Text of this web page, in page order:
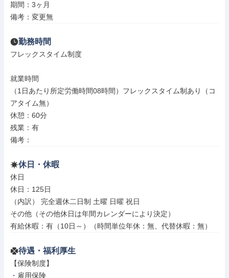
期間：3ヶ月
備考：変更無
勤務時間
フレックスタイム制度
就業時間
（1日あたり所定労働時間08時間）フレックスタイム制あり（コ
アタイム無）
休憩：60分
残業：有
備考：
休日・休暇
休日
休日：125日
（内訳） 完全週休二日制 土曜 日曜 祝日
その他（その他休日は年間カレンダーにより決定）
有給休暇：有（10日～）（時間単位年休：無、代替休暇：無）
待遇・福利厚生
【保険制度】
・雇用保険